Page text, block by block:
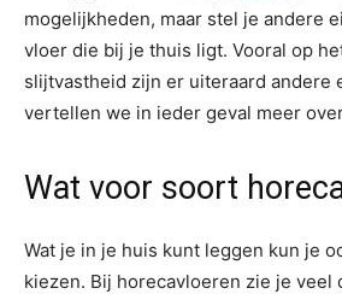
mogelijkheden, maar stel je andere
vloer die bij je thuis ligt. Vooral op
slijtvastheid zijn er uiteraard andere
vertellen we in ieder geval meer
Wat voor soort
Wat je in je huis kunt leggen kun je
kiezen. Bij horecavloeren zie je veel